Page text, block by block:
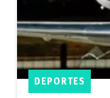
DEPORTES